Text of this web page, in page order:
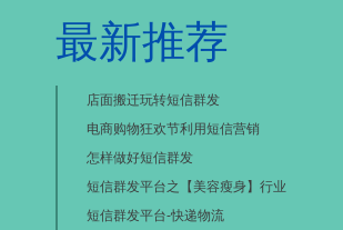
最新推荐
店面搬迁玩转短信群发
电商购物狂欢节利用短信营销
怎样做好短信群发
短信群发平台之【美容瘦身】行业
短信群发平台-快递物流